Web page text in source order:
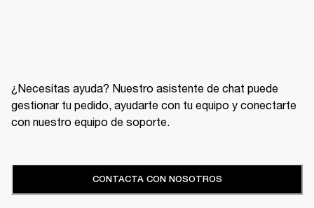
¿Necesitas ayuda? Nuestro asistente de chat puede
gestionar tu pedido, ayudarte con tu equipo y conectarte
con nuestro equipo de soporte.
CONTACTA CON NOSOTROS